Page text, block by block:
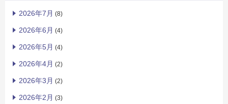
2026年7月 (8)
2026年6月 (4)
2026年5月 (4)
2026年4月 (2)
2026年3月 (2)
2026年2月 (3)